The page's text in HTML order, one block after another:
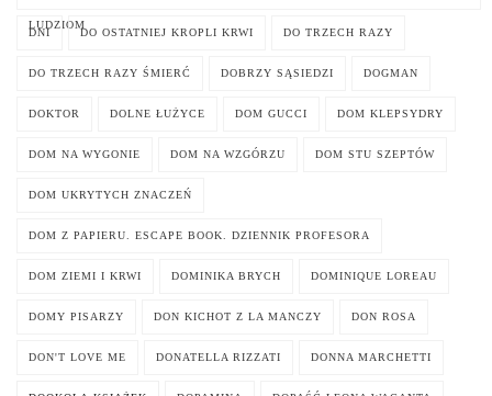
LUDZIOM
DNI DO OSTATNIEJ KROPLI KRWI DO TRZECH RAZY
DO TRZECH RAZY ŚMIERĆ DOBRZY SĄSIEDZI DOGMAN
DOKTOR DOLNE ŁUŻYCE DOM GUCCI DOM KLEPSYDRY
DOM NA WYGONIE DOM NA WZGÓRZU DOM STU SZEPTÓW
DOM UKRYTYCH ZNACZEŃ
DOM Z PAPIERU. ESCAPE BOOK. DZIENNIK PROFESORA
DOM ZIEMI I KRWI DOMINIKA BRYCH DOMINIQUE LOREAU
DOMY PISARZY DON KICHOT Z LA MANCZY DON ROSA
DON'T LOVE ME DONATELLA RIZZATI DONNA MARCHETTI